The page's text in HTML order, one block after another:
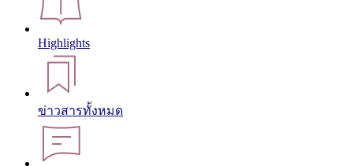
Highlights
ข่าวสารทั้งหมด